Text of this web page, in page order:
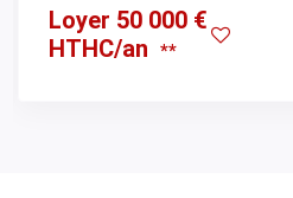
Loyer 50 000 €
HTHC/an
**